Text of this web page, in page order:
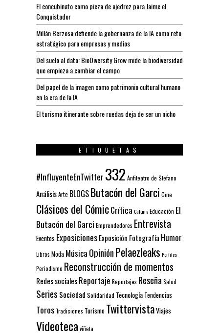
El concubinato como pieza de ajedrez para Jaime el
Conquistador
Millán Berzosa defiende la gobernanza de la IA como reto
estratégico para empresas y medios
Del suelo al dato: BioDiversity Grow mide la biodiversidad
que empieza a cambiar el campo
Del papel de la imagen como patrimonio cultural humano
en la era de la IA
El turismo itinerante sobre ruedas deja de ser un nicho
ETIQUETAS
#InfluyenteEnTwitter 332 Anfiteatro de Stefano
AnálisisArte BLOGSButacón del Garci Cine
Clásicos del CómicCrítica CulturaEducación El
Butacón del Garci Emprendedores Entrevista
Eventos ExposicionesExposición Fotografía Humor
Libros Moda Música OpiniónPelaezleaks Perfiles
Periodismo Reconstrucción de momentos
Redes socialesReportaje Reportajes Reseña Salud
Series Sociedad Solidaridad Tecnología Tendencias
Toros Tradiciones Turismo TwittervistaViajes
Videoteca viñeta